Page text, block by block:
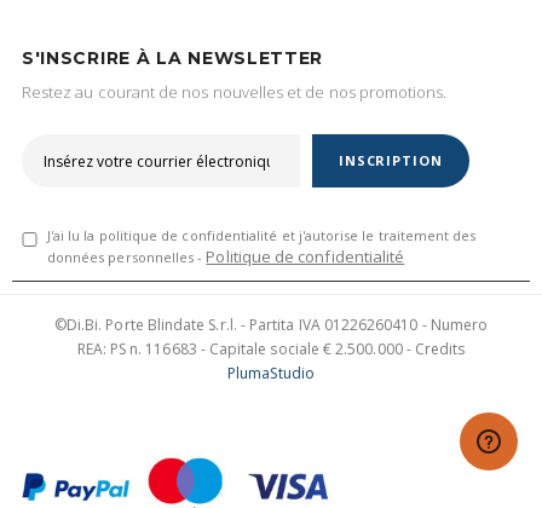
S'INSCRIRE À LA NEWSLETTER
Restez au courant de nos nouvelles et de nos promotions.
J'ai lu la politique de confidentialité et j'autorise le traitement des
données personnelles - Politique de confidentialité
INSCRIPTION
©Di.Bi. Porte Blindate S.r.l. - Partita IVA 01226260410 - Numero
REA: PS n. 116683 - Capitale sociale € 2.500.000 - Credits
PlumaStudio